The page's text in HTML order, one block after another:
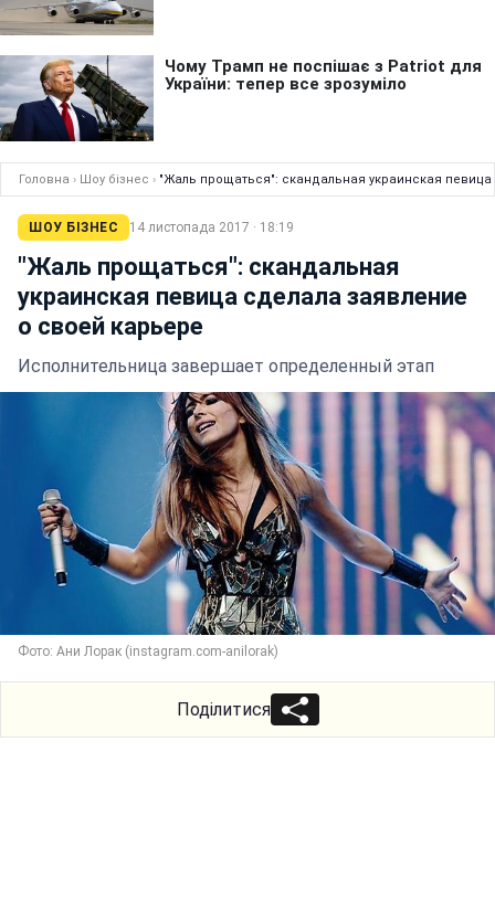
Головна › Шоу бізнес › "Жаль прощаться": скандальная украинская
ШОУ БІЗНЕС 14 листопада 2017 · 18:19
"Жаль прощаться": скандальная
украинская певица сделала заявление
о своей карьере
Исполнительница завершает определенный этап
Фото: Ани Лорак (instagram.com-anilorak)
Поділитися